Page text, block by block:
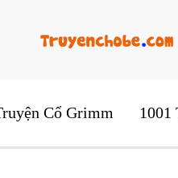
Những
Cổ Grimm 1001